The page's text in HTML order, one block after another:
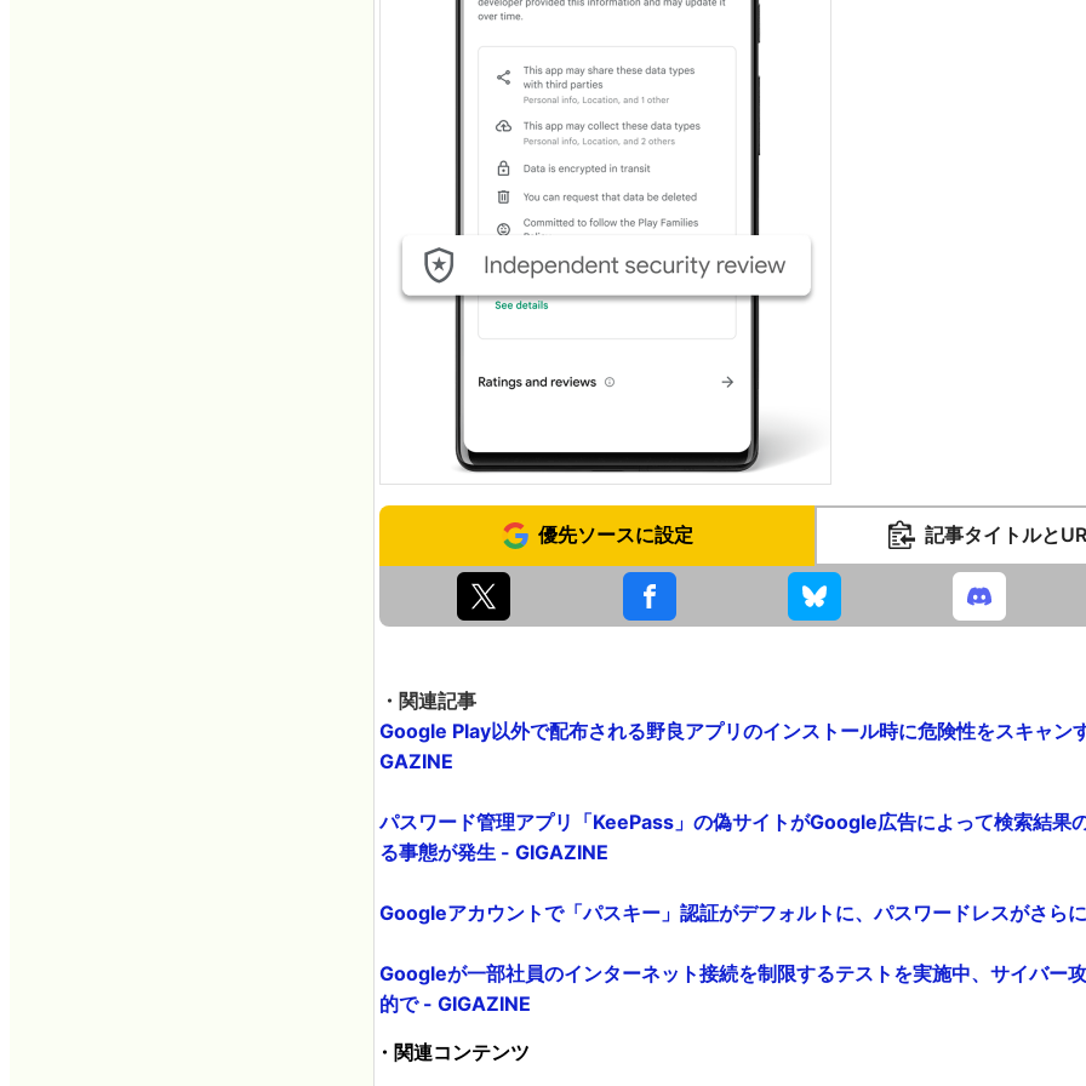
優先ソースに設定 記事タイトルと
・関連記事
Google Play以外で配布される野良アプリのインストール時に危険性をスキャン
GAZINE
パスワード管理アプリ「KeePass」の偽サイトがGoogle広告によって検索結果
る事態が発生 - GIGAZINE
Googleアカウントで「パスキー」認証がデフォルトに、パスワードレスがさら
Googleが一部社員のインターネット接続を制限するテストを実施中、サイバー
的で - GIGAZINE
・関連コンテンツ